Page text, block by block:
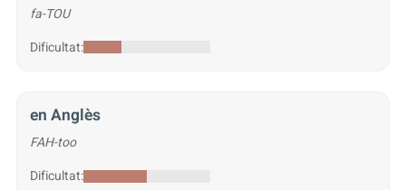
fa-TOU
Dificultat:
en Anglès
FAH-too
Dificultat: